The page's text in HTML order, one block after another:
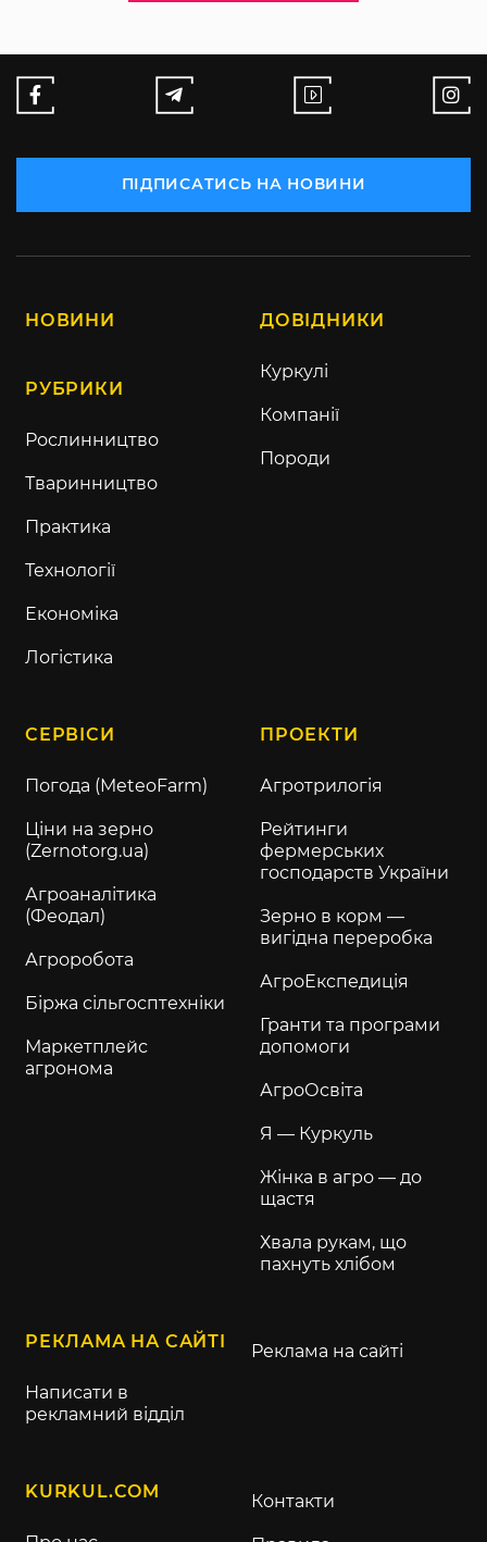
ПІДПИСАТИСЬ НА НОВИНИ
НОВИНИ
РУБРИКИ
Рослинництво
Тваринництво
Практика
Технології
Економіка
Логістика
ДОВІДНИКИ
Куркулі
Компанії
Породи
СЕРВІСИ
Погода (MeteoFarm)
Ціни на зерно
(Zernotorg.ua)
Агроаналітика
(Феодал)
Агроробота
Біржа сільгосптехніки
Маркетплейс
агронома
ПРОЕКТИ
Агротрилогія
Рейтинги
фермерських
господарств України
Зерно в корм —
вигідна переробка
АгроЕкспедиція
Гранти та програми
допомоги
АгроОсвіта
Я — Куркуль
Жінка в агро — до
щастя
Хвала рукам, що
пахнуть хлібом
РЕКЛАМА НА САЙТІ
Написати в
рекламний відділ
Реклама на сайті
KURKUL.COM Контакти